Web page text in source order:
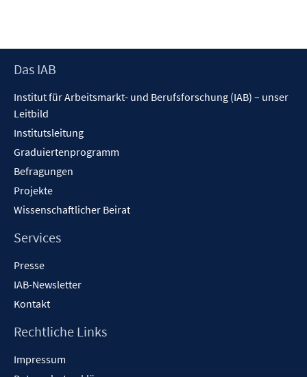
Footer
Das IAB
Institut für Arbeitsmarkt- und Berufsforschung (IAB) – unser
Leitbild
Institutsleitung
Graduiertenprogramm
Befragungen
Projekte
Wissenschaftlicher Beirat
Services
Presse
IAB-Newsletter
Kontakt
Rechtliche Links
Impressum